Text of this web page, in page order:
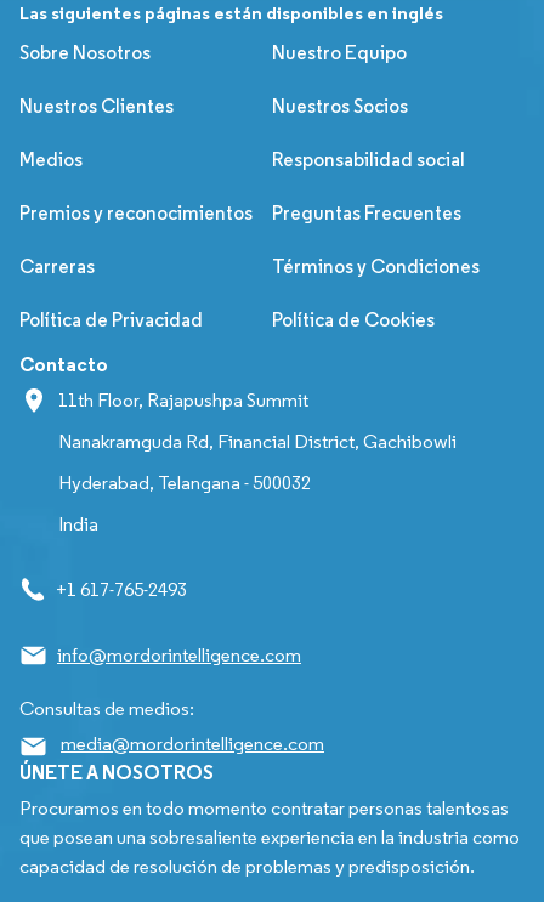
Las siguientes páginas están disponibles en inglés
Sobre Nosotros
Nuestro Equipo
Nuestros Clientes Nuestros Socios
Medios Responsabilidad social
Premios y reconocimientos Preguntas Frecuentes
Carreras Términos y Condiciones
Política de Privacidad Política de Cookies
Contacto
11th Floor, Rajapushpa Summit
Nanakramguda Rd, Financial District, Gachibowli
Hyderabad, Telangana - 500032
India
+1 617-765-2493
info@mordorintelligence.com
Consultas de medios:
media@mordorintelligence.com
ÚNETE A NOSOTROS
Procuramos en todo momento contratar personas talentosas
que posean una sobresaliente experiencia en la industria como
capacidad de resolución de problemas y predisposición.